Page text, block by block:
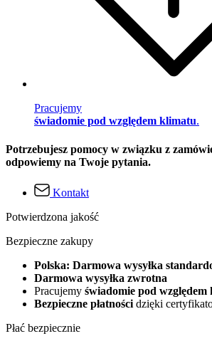
Pracujemy
świadomie pod względem klimatu.
Potrzebujesz pomocy w związku z
odpowiemy na Twoje pytania.
Kontakt
Potwierdzona jakość
Bezpieczne zakupy
Polska: Darmowa wysyłka
Darmowa wysyłka zwrotna
Pracujemy świadomie pod względem
Bezpieczne płatności dzięki
Płać bezpiecznie